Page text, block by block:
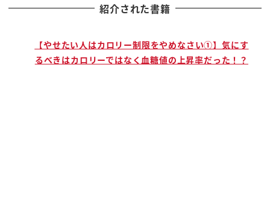
どこが描かれているっていうトンデモね力
これ
しかし
紹介された書籍
【やせたい人はカロリー制限をやめなさい①】気にす
るべきはカロリーではなく血糖値の上昇率だった！？